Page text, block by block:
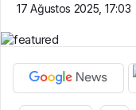
17 Ağustos 2025, 17:03